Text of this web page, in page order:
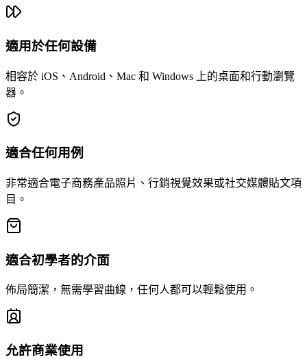
適用於任何設備
相容於 iOS、Android、Mac 和 Windows 上的桌面和行動瀏覽
器。
適合任何用例
非常適合電子商務產品照片、行銷視覺效果或社交媒體貼文項
目。
適合初學者的介面
佈局簡潔，無需學習曲線，任何人都可以輕鬆使用。
允許商業使用